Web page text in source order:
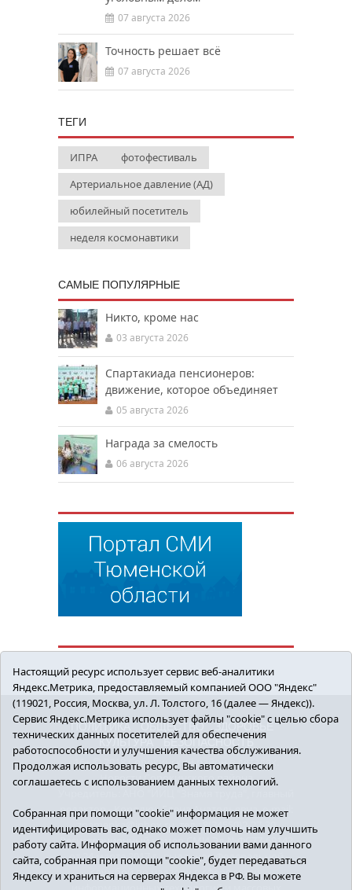
07 августа 2026
Точность решает всё
07 августа 2026
ТЕГИ
ИПРА
фотофестиваль
Артериальное давление (АД)
юбилейный посетитель
неделя космонавтики
САМЫЕ ПОПУЛЯРНЫЕ
Никто, кроме нас
03 августа 2026
Спартакиада пенсионеров:
движение, которое объединяет
05 августа 2026
Награда за смелость
06 августа 2026
ПОЛИТИКА ОБЩЕСТВО
ЗДОРОВЬЕ
КУЛЬТУРА
БЕЗОПАСНОСТЬ
16+ © 2018 Сорокинский район в деталях.
Новости Сорокинского района
редактор - Королюк Елена Анатольевна, e-mail:
znamenka@inbox.ru, тел.: 8(34550)2-27-30
Регистрационный номер СМИ Эл №ФС77-69142
от 24 марта 2017 г., выданное Федеральной
службой по надзору в сфере связи,
Настоящий ресурс использует сервис веб-аналитики
Яндекс.Метрика, предоставляемый компанией ООО "Яндекс"
(119021, Россия, Москва, ул. Л. Толстого, 16 (далее — Яндекс)).
Сервис Яндекс.Метрика использует файлы "cookie" с целью сбора
технических данных посетителей для обеспечения
работоспособности и улучшения качества обслуживания.
Продолжая использовать ресурс, Вы автоматически
соглашаетесь с использованием данных технологий.
Собранная при помощи "cookie" информация не может
идентифицировать вас, однако может помочь нам улучшить
работу сайта. Информация об использовании вами данного
сайта, собранная при помощи "cookie", будет передаваться
Яндексу и храниться на серверах Яндекса в РФ. Вы можете